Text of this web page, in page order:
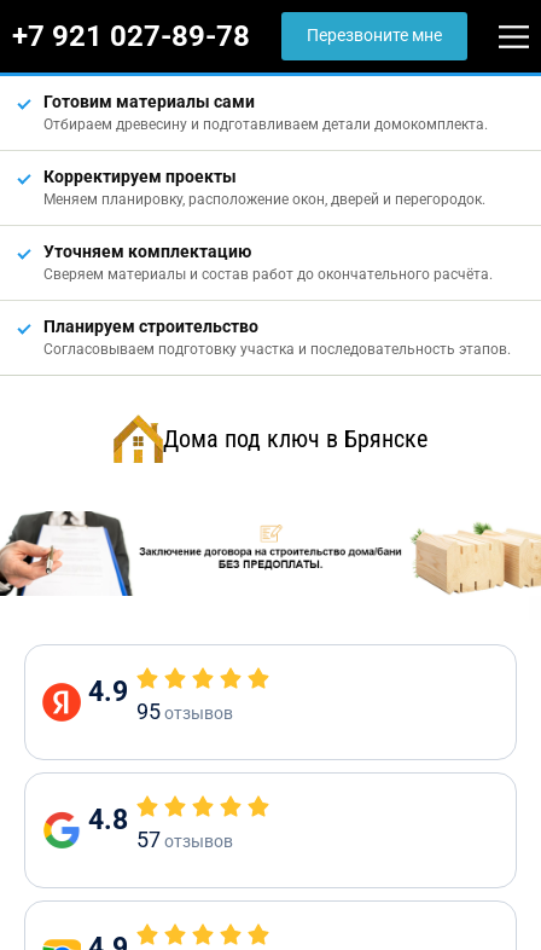
+7 921 027-89-78 Перезвоните мне
Готовим материалы сами
Отбираем древесину и подготавливаем детали домокомплекта.
Корректируем проекты
Меняем планировку, расположение окон, дверей и перегородок.
Уточняем комплектацию
Сверяем материалы и состав работ до окончательного расчёта.
Планируем строительство
Согласовываем подготовку участка и последовательность этапов.
Дома под ключ в Брянске
4.9
95отзывов
4.8
57отзывов